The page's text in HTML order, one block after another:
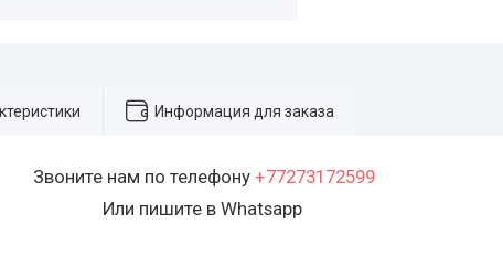
Информация для заказа
Звоните нам по телефону +77273172599
Или пишите в Whatsapp